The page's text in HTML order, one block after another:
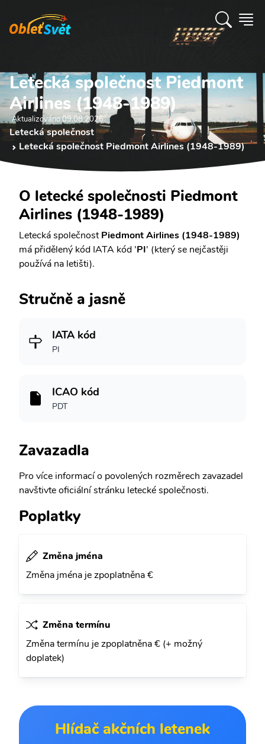
Letecká společnost Piedmont
Airlines (1948-1989)
Aktualizováno 09.08 2026
Letecká společnost
Letecká společnost Piedmont Airlines (1948-1989)
O letecké společnosti Piedmont
Airlines (1948-1989)
Letecká společnostPiedmont Airlines (1948-1989)
má přidělený kód IATA kód 'PI' (který se nejčastěji
používá na letišti).
Stručně a jasně
IATA kód
PI
ICAO kód
PDT
Zavazadla
Pro více informací o povolených rozměrech zavazadel
navštivte oficiální stránku letecké společnosti.
Poplatky
Změna jména
Změna jména je zpoplatněna €
Změna termínu
Změna termínu je zpoplatněna € (+ možný
doplatek)
Hlídač akčních letenek